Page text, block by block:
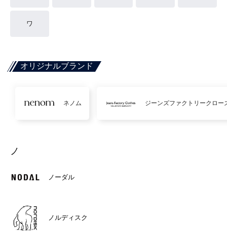
ワ
オリジナルブランド
ネノム ジーンズファクトリークロー
ノ
ノーダル
ノルディスク